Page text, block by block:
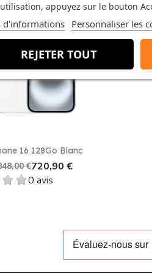
de2556 x 1179 pixels, offrant
des clichés parfaits
avec l'iPhone 16
Aperçu rapide
16 128Go Blanc
€720,90 €
0 avis
appuyez sur le bouton
d'informations Personnaliser les
REJETER TOUT